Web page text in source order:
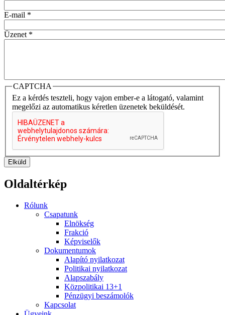
E-mail *
Üzenet *
CAPTCHA
Ez a kérdés teszteli, hogy vajon ember-e a látogató, valamint
megelőzi az automatikus kéretlen üzenetek beküldését.
Elküld
Oldaltérkép
Rólunk
Csapatunk
Elnökség
Frakció
Képviselők
Dokumentumok
Alapító nyilatkozat
Politikai nyilatkozat
Alapszabály
Közpolitikai 13+1
Pénzügyi beszámolók
Kapcsolat